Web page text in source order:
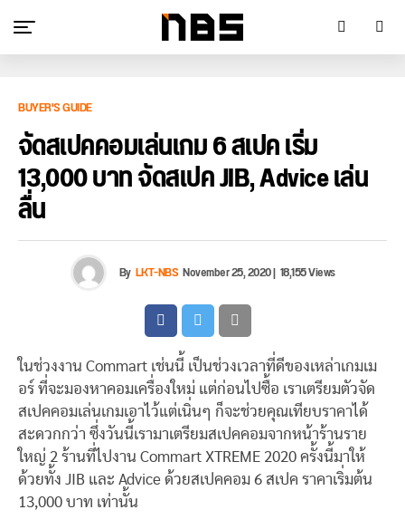
BUYER'S GUIDE
จัดสเปคคอมเล่นเกม 6 สเปค เริ่ม
13,000 บาท จัดสเปค JIB, Advice เล่น
ลื่น
By LKT-NBSNovember 25, 2020| 18,155 Views
ในช่วงงาน Commart เช่นนี้ เป็นช่วงเวลาที่ดีของเหล่าเกมเม
อร์ ที่จะมองหาคอมเครื่องใหม่ แต่ก่อนไปซื้อ เราเตรียมตัวจัด
สเปคคอมเล่นเกมเอาไว้แต่เนิ่นๆ ก็จะช่วยคุณเทียบราคาได้
สะดวกกว่า ซึ่งวันนี้เรามาเตรียมสเปคคอมจากหน้าร้านราย
ใหญ่ 2 ร้านที่ไปงาน Commart XTREME 2020 ครั้งนี้มาให้
ด้วยทั้ง JIB และ Advice ด้วยสเปคคอม 6 สเปค ราคาเริ่มต้น
13,000 บาท เท่านั้น